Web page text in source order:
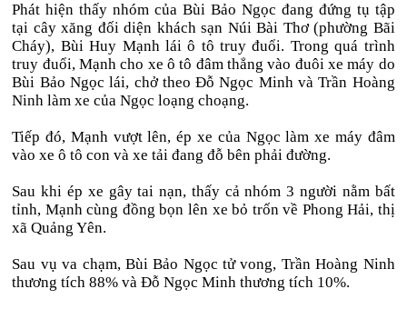
Phát hiện thấy nhóm của Bùi Bảo Ngọc đang đứng tụ tập
tại cây xăng đối diện khách sạn Núi Bài Thơ (phường Bãi
Cháy), Bùi Huy Mạnh lái ô tô truy đuổi. Trong quá trình
truy đuổi, Mạnh cho xe ô tô đâm thẳng vào đuôi xe máy do
Bùi Bảo Ngọc lái, chở theo Đỗ Ngọc Minh và Trần Hoàng
Ninh làm xe của Ngọc loạng choạng.
Tiếp đó, Mạnh vượt lên, ép xe của Ngọc làm xe máy đâm
vào xe ô tô con và xe tải đang đỗ bên phải đường.
Sau khi ép xe gây tai nạn, thấy cả nhóm 3 người nằm bất
tỉnh, Mạnh cùng đồng bọn lên xe bỏ trốn về Phong Hải, thị
xã Quảng Yên.
Sau vụ va chạm, Bùi Bảo Ngọc tử vong, Trần Hoàng Ninh
thương tích 88% và Đỗ Ngọc Minh thương tích 10%.